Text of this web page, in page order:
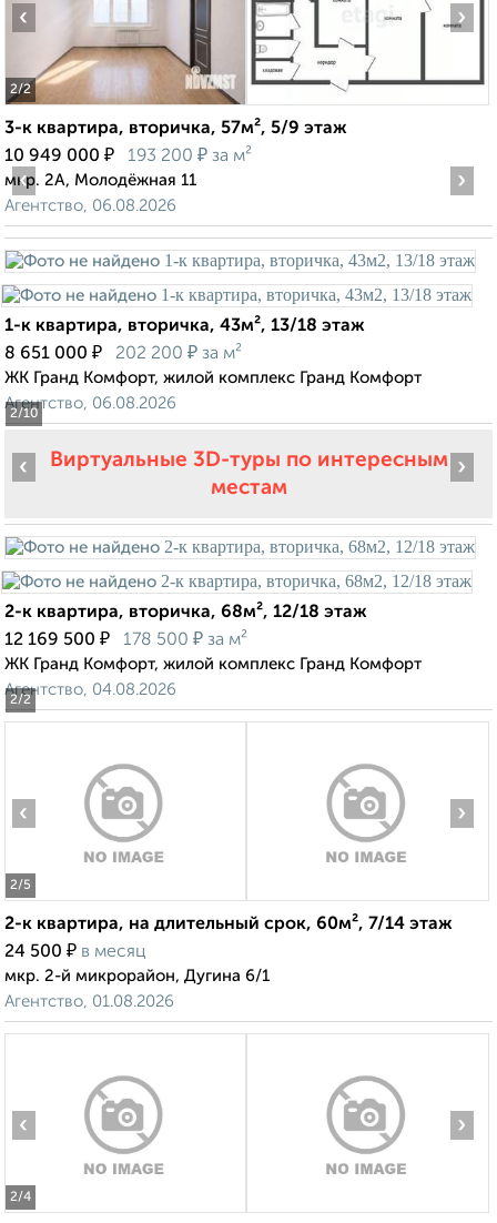
2/2
‹ ›
3-к квартира, вторичка, 57м², 5/9 этаж
10 949 000 ₽ 193 200 ₽ за м²
мкр. 2А, Молодёжная 11
Агентство, 06.08.2026
2/10
‹ ›
1-к квартира, вторичка, 43м², 13/18 этаж
8 651 000 ₽ 202 200 ₽ за м²
ЖК Гранд Комфорт, жилой комплекс Гранд Комфорт
Агентство, 06.08.2026
Виртуальные 3D-туры по интересным
местам
2/2
‹ ›
2-к квартира, вторичка, 68м², 12/18 этаж
12 169 500 ₽ 178 500 ₽ за м²
ЖК Гранд Комфорт, жилой комплекс Гранд Комфорт
Агентство, 04.08.2026
2/5
‹ ›
2-к квартира, на длительный срок, 60м², 7/14 этаж
24 500 ₽ в месяц
мкр. 2-й микрорайон, Дугина 6/1
Агентство, 01.08.2026
2/4
‹ ›